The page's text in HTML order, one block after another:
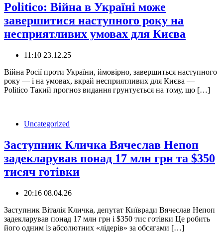
Politico: Війна в Україні може
завершитися наступного року на
несприятливих умовах для Києва
11:10 23.12.25
Війна Росії проти України, ймовірно, завершиться наступного
року — і на умовах, вкрай несприятливих для Києва —
Politico Такий прогноз видання грунтується на тому, що […]
Uncategorized
Заступник Кличка Вячеслав Непоп
задекларував понад 17 млн грн та $350
тисяч готівки
20:16 08.04.26
Заступник Віталія Кличка, депутат Київради Вячеслав Непоп
задекларував понад 17 млн грн і $350 тис готівки Це робить
його одним із абсолютних «лідерів» за обсягами […]